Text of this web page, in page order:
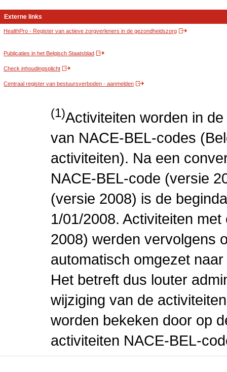
Externe links
HealthPro - Register van actieve zorgverleners in de gezondheidszorg
Publicaties in het Belgisch Staatsblad
Check inhoudingsplicht
Centraal register van bestuursverboden - aanmelden
(1)Activiteiten worden in
van NACE-BEL-codes
activiteiten). Na een
NACE-BEL-code (versie
(versie 2008) is de
1/01/2008. Activiteiten
2008) werden vervolgens
automatisch omgezet
Het betreft dus louter
wijziging van de
worden bekeken door op
activiteiten NACE-BEL-